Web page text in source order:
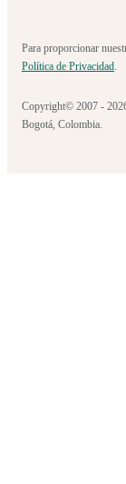
Para proporcionar
Política de Privacidad.
Copyright© 2007 -
Bogotá, Colombia.